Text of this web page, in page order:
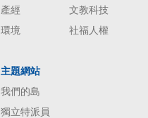
產經
文教科技
環境
社福人權
主題網站
我們的島
獨立特派員